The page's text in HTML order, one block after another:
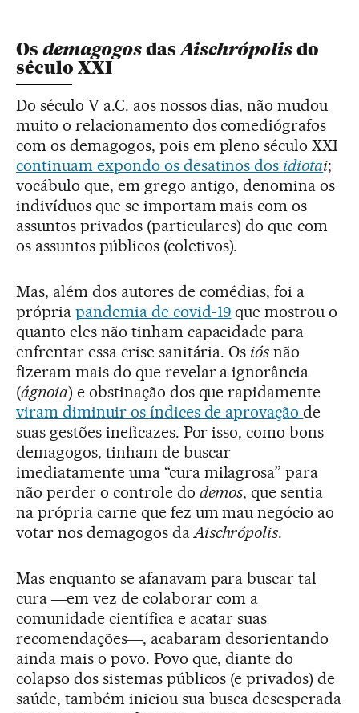
Os demagogosdasAischrópolisdo
século XXI
Do século V a.C. aos nossos dias, não mudou
muito o relacionamento dos comediógrafos
com os demagogos, pois em pleno século XXI
continuam expondo os desatinos dos idiotai;
vocábulo que, em grego antigo, denomina os
indivíduos que se importam mais com os
assuntos privados (particulares) do que com
os assuntos públicos (coletivos).
Mas, além dos autores de comédias, foi a
própria pandemia de covid-19 que mostrou o
quanto eles não tinham capacidade para
enfrentar essa crise sanitária. Os iós não
fizeram mais do que revelar a ignorância
(ágnoia) e obstinação dos que rapidamente
viram diminuir os índices de aprovaçãode
suas gestões ineficazes. Por isso, como bons
demagogos, tinham de buscar
imediatamente uma “cura milagrosa” para
não perder o controle do demos, que sentia
na própria carne que fez um mau negócio ao
votar nos demagogos daAischrópolis.
Mas enquanto se afanavam para buscar tal
cura ―em vez de colaborar com a
comunidade científica e acatar suas
recomendações―, acabaram desorientando
ainda mais o povo. Povo que, diante do
colapso dos sistemas públicos (e privados) de
saúde, também iniciou sua busca desesperada